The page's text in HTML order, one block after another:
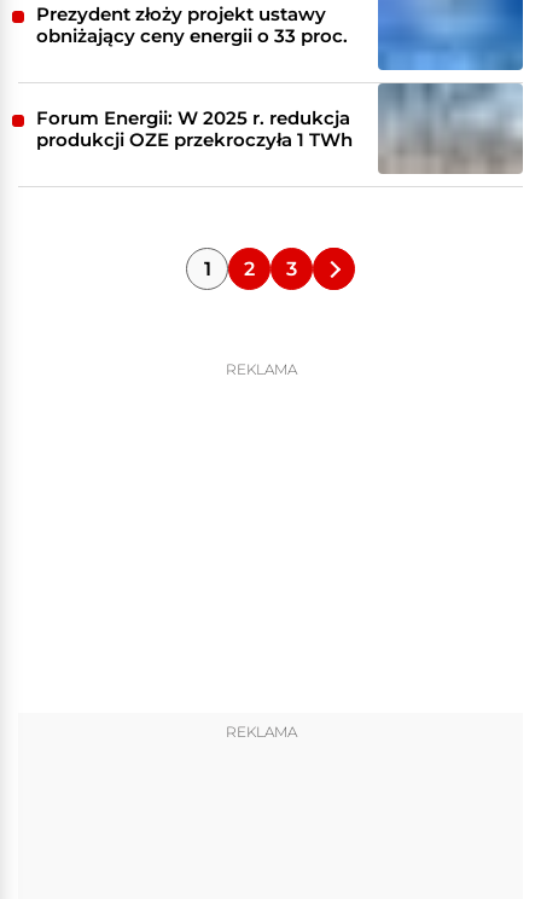
Prezydent złoży projekt ustawy
obniżający ceny energii o 33 proc.
Forum Energii: W 2025 r. redukcja
produkcji OZE przekroczyła 1 TWh
1 2 3
REKLAMA
REKLAMA